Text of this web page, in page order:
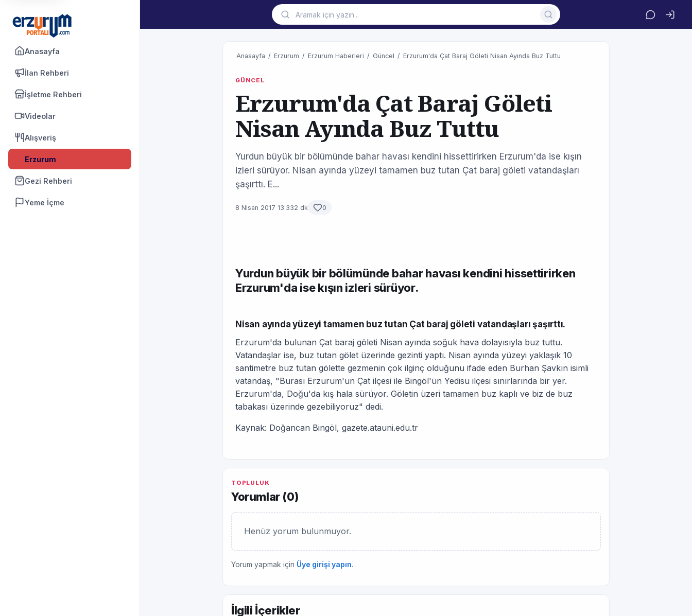
Anasayfa
İlan Rehberi
İşletme Rehberi
Videolar
Alışveriş
Erzurum
Gezi Rehberi
Yeme İçme
Anasayfa / Erzurum / Erzurum Haberleri / Güncel / Erzurum'da Çat Baraj Göleti Nisan Ayında Buz Tuttu
GÜNCEL
Erzurum'da Çat Baraj Göleti
Nisan Ayında Buz Tuttu
Yurdun büyük bir bölümünde bahar havası kendini hissettirirken Erzurum'da ise kışın
izleri sürüyor. Nisan ayında yüzeyi tamamen buz tutan Çat baraj göleti vatandaşları
şaşırttı. E...
8 Nisan 2017 13:332 dk 0
Yurdun büyük bir bölümünde bahar havası kendini hissettirirken
Erzurum'da ise kışın izleri sürüyor.
Nisan ayında yüzeyi tamamen buz tutan Çat baraj göleti vatandaşları şaşırttı.
Erzurum'da bulunan Çat baraj göleti Nisan ayında soğuk hava dolayısıyla buz tuttu.
Vatandaşlar ise, buz tutan gölet üzerinde gezinti yaptı. Nisan ayında yüzeyi yaklaşık 10
santimetre buz tutan gölette gezmenin çok ilginç olduğunu ifade eden Burhan Şavkın isimli
vatandaş, "Burası Erzurum'un Çat ilçesi ile Bingöl'ün Yedisu ilçesi sınırlarında bir yer.
Erzurum'da, Doğu'da kış hala sürüyor. Göletin üzeri tamamen buz kaplı ve biz de buz
tabakası üzerinde gezebiliyoruz" dedi.
Kaynak: Doğancan Bingöl, gazete.atauni.edu.tr
TOPLULUK
Yorumlar (0)
Henüz yorum bulunmuyor.
Yorum yapmak için Üye girişi yapın.
İlgili İçerikler